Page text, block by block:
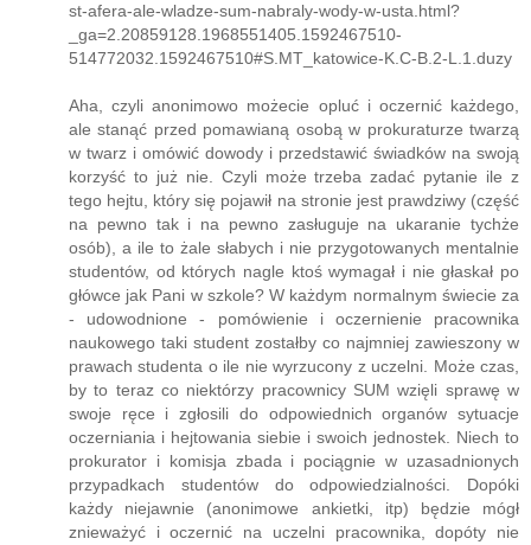
st-afera-ale-wladze-sum-nabraly-wody-w-usta.html?
_ga=2.20859128.1968551405.1592467510-
514772032.1592467510#S.MT_katowice-K.C-B.2-L.1.duzy
Aha, czyli anonimowo możecie opluć i oczernić każdego,
ale stanąć przed pomawianą osobą w prokuraturze twarzą
w twarz i omówić dowody i przedstawić świadków na swoją
korzyść to już nie. Czyli może trzeba zadać pytanie ile z
tego hejtu, który się pojawił na stronie jest prawdziwy (część
na pewno tak i na pewno zasługuje na ukaranie tychże
osób), a ile to żale słabych i nie przygotowanych mentalnie
studentów, od których nagle ktoś wymagał i nie głaskał po
główce jak Pani w szkole? W każdym normalnym świecie za
- udowodnione - pomówienie i oczernienie pracownika
naukowego taki student zostałby co najmniej zawieszony w
prawach studenta o ile nie wyrzucony z uczelni. Może czas,
by to teraz co niektórzy pracownicy SUM wzięli sprawę w
swoje ręce i zgłosili do odpowiednich organów sytuacje
oczerniania i hejtowania siebie i swoich jednostek. Niech to
prokurator i komisja zbada i pociągnie w uzasadnionych
przypadkach studentów do odpowiedzialności. Dopóki
każdy niejawnie (anonimowe ankietki, itp) będzie mógł
znieważyć i oczernić na uczelni pracownika, dopóty nie